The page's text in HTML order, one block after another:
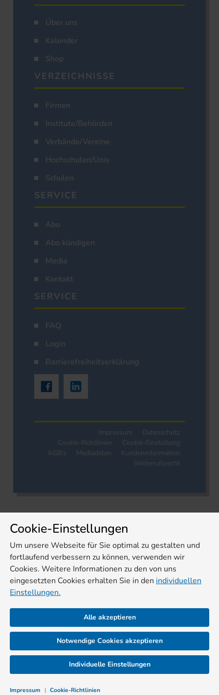
Über uns
Kalender
Shop
VERZEICHNISSE
Firmen
Institute/Behörden
Verbände/Vereine
Hochschulen/Unis
Schulen
SERVICE
Abo
Abo kündigen
Media
Kontakt
SERVICE
FAQ
Login
Barrierefreiheitserklärung
Impressum
Datenschutz
Cookie-Richtlinien
Cookie-Einstellung
AGB's
Mediadaten
Kundeninformation
Widerrufsrecht
Cookie-Einstellungen
Um unsere Webseite für Sie optimal zu gestalten und
fortlaufend verbessern zu können, verwenden wir
Cookies. Weitere Informationen zu den von uns
eingesetzten Cookies erhalten Sie in den individuellen
Einstellungen.
Alle akzeptieren
Notwendige Cookies akzeptieren
Impressum | Cookie-Richtlinien
Individuelle Einstellungen